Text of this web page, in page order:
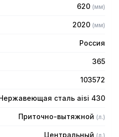
виде
620 (мм)
2020 (мм)
Россия
365
103572
сталь aisi 430
Приточно-вытяжной (л.)
Центральный (л.)